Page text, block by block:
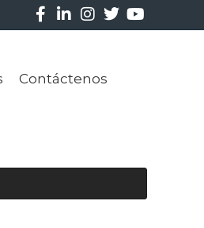
Contáctenos